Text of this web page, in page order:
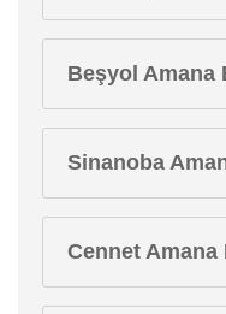
Beşyol Amana
Sinanoba
Cennet Amana